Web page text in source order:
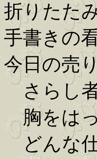
折りたた
手書きの
今日の売
さらし
胸をは
どんな